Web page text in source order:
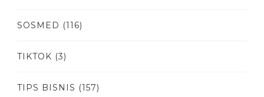
SOSMED (116)
TIKTOK (3)
TIPS BISNIS (157)